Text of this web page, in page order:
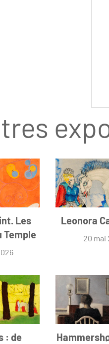
Les
Temple
Leonora
20 mai
: de